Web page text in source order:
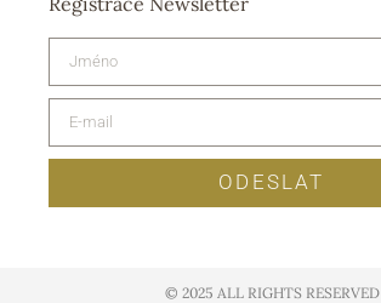
ODESLAT
© 2025 ALL RIGHTS RESERVED​